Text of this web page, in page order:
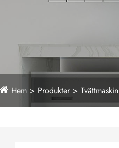
Hem Produkter Tvättmaskin